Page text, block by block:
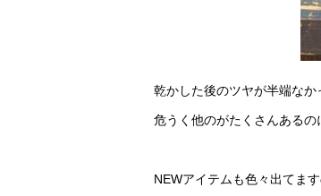
乾かした後のツヤが半端なか
危うく他のがたくさんある
NEWアイテムも色々出てま